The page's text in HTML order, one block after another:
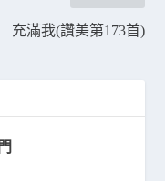
充滿我(讚美第173首)